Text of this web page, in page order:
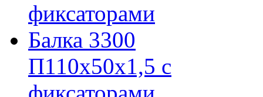
фиксаторами
Балка 3300
П110х50х1,5 с